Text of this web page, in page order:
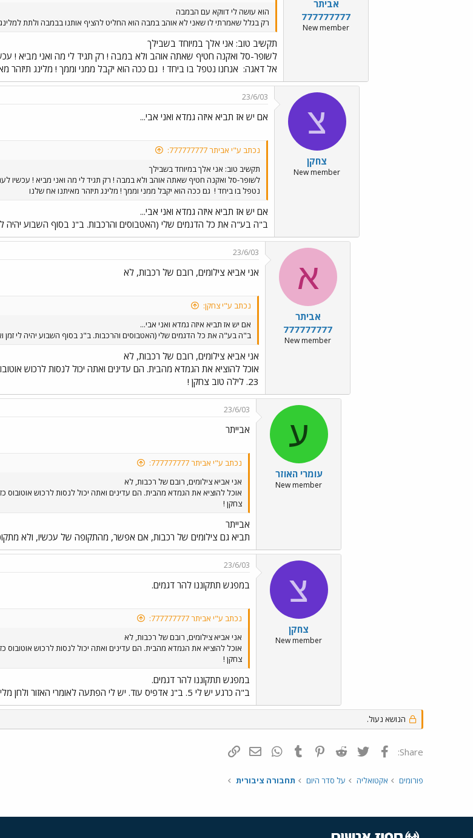
אביתר
777777777
New member
הוא עושה לי דווקא עם הבמבה
רק בגלל שאמרתי לו שאני לא אוהב במבה הוא החליט להציף אותנו בבמבה ולתת
תקשיב טוב: אני אלך במיוחד בשבילך
לשופר-סל ואקנה חטיף שאתה אוהב ולא במבה ! רק תגיד לי מה ואני מביא !
אל דאגה: אנחנו נטפל בו ביחד ! גם ככה הוא יקבל ממני וממך ! מלינג תיזהר
צ
צחקן
New member
23/6/03
אם יש אז תביא איזה גמדא ואני אבי...
נכתב ע"י אביתר 777777777:
תקשיב טוב: אני אלך במיוחד בשבילך
לשופר-סל ואקנה חטיף שאתה אוהב ולא במבה ! רק תגיד לי מה ואני מביא ! עכשיו
נטפל בו ביחד ! גם ככה הוא יקבל ממני וממך ! מלינג תיזהר מאיתנו אח שלנו
אם יש אז תביא איזה גמדא ואני אבי...
ב"ה בע"ה את כל הדגמים שלי (האטבוסים והרכבות. ב"נ בסוף השבוע יהיה
א
אביתר
777777777
New member
23/6/03
אני אביא צילומים, רובם של רכבות, לא
נכתב ע"י צחקן:
אם יש אז תביא איזה גמדא ואני אבי...
ב"ה בע"ה את כל הדגמים שלי (האטבוסים והרכבות. ב"נ בסוף השבוע יהיה לי זמן
אני אביא צילומים, רובם של רכבות, לא
23. לילה טוב צחקן !
ע
עומרי האוזר
New member
23/6/03
אבייתר
נכתב ע"י אביתר 777777777:
אני אביא צילומים, רובם של רכבות, לא
צחקן !
אבייתר
תביא גם צילומים של רכבות, אם אפשר, מהתקופה של עכשיו, ולא
צ
צחקן
New member
23/6/03
במפגש תתקוננו להר דגמים.
נכתב ע"י אביתר 777777777:
אני אביא צילומים, רובם של רכבות, לא
צחקן !
במפגש תתקוננו להר דגמים.
ב"ה כרגע יש לי 5. ב"נ אדפיס עוד. יש לי הפתעה לאומרי האזור ולחן מלינג ולכול חובבי הרכבות ב"נ אציג אותה בשבוע הבא או בשבוע שאחריו.
הנושא נעול.
Share: פייסבוק Twitter
Reddit
Pinterest
Tumblr
WhatsAppדואר אלקטרוני
פורומים אקטואליה על סדר היום תחבורה ציבורית